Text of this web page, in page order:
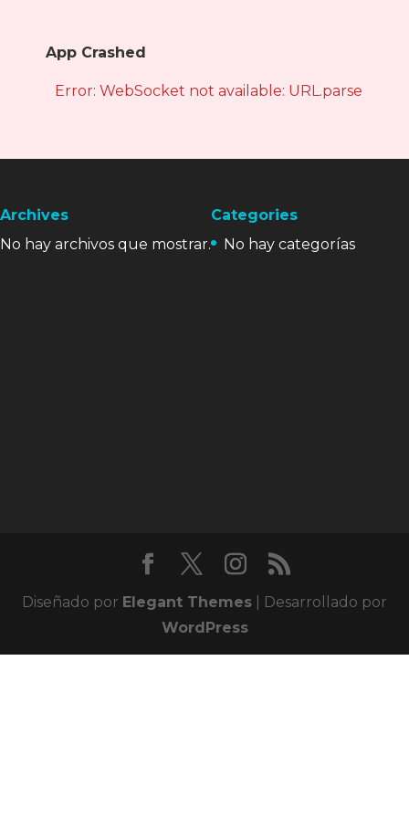
App Crashed
Error: WebSocket not available: URL.parse is
Archives
No hay archivos que mostrar.
Categories
No hay categorías
Diseñado por Elegant Themes | Desarrollado por
WordPress